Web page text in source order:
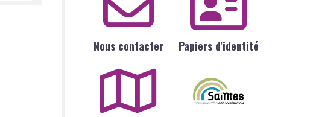
Nous contacter Papiers d'identité